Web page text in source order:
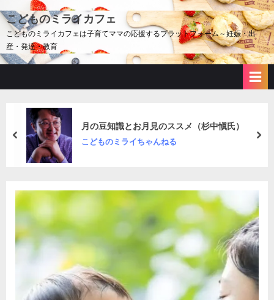
to
content
こどものミライカフェ
こどものミライカフェは子育てママの応援するプラットフォーム～妊娠・出
産・発達・教育
月の豆知識とお月見のススメ（杉中愼氏）
こどものミライちゃんねる
prev